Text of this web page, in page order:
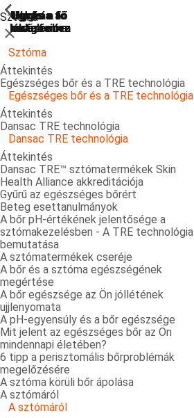
Ugrás a
kereséshez
Ugrás a fő
navigációra
Ugrás a fő
navigációra
Ugrás a fő
tartalomra
Ugrás a
láblécre
Sztóma
ShowPrevious
Bezárás
Sztóma
Áttekintés
Egészséges bőr és a TRE technológia
ShowPrevious
Egészséges bőr és a TRE technológia
Áttekintés
Dansac TRE technológia
ShowPrevious
Dansac TRE technológia
Áttekintés
Dansac TRE™ sztómatermékek Skin
Health Alliance akkreditációja
Gyűrű az egészséges bőrért
Beteg esettanulmányok
A bőr pH-értékének jelentősége a
sztómakezelésben - A TRE technológia
bemutatása
A sztómatermékek cseréje
A bőr és a sztóma egészségének
megértése
A bőr egészsége az Ön jóllétének
ujjlenyomata
A pH-egyensúly és a bőr egészsége
Mit jelent az egészséges bőr az Ön
mindennapi életében?
6 tipp a perisztomális bőrproblémák
megelőzésére
A sztóma körüli bőr ápolása
A sztómáról
ShowPrevious
A sztómáról
ShowPrevious
ShowPrevious
ShowPrevious
ShowPrevious
ShowPrevious
ShowPrevious
ShowPrevious
ShowPrevious
ShowPrevious
ShowPrevious
ShowPrevious
ShowPrevious
ShowPrevious
ShowPrevious
ShowPrevious
ShowPrevious
ShowPrevious